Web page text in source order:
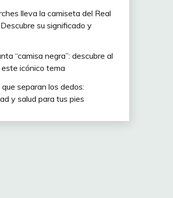
lleva la camiseta del Real
su significado y
“camisa negra”: descubre al
icónico tema
separan los dedos:
y salud para tus pies